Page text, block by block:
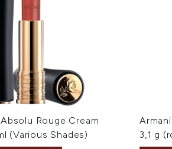
Rouge Cream
(Various Shades)
3,1 g